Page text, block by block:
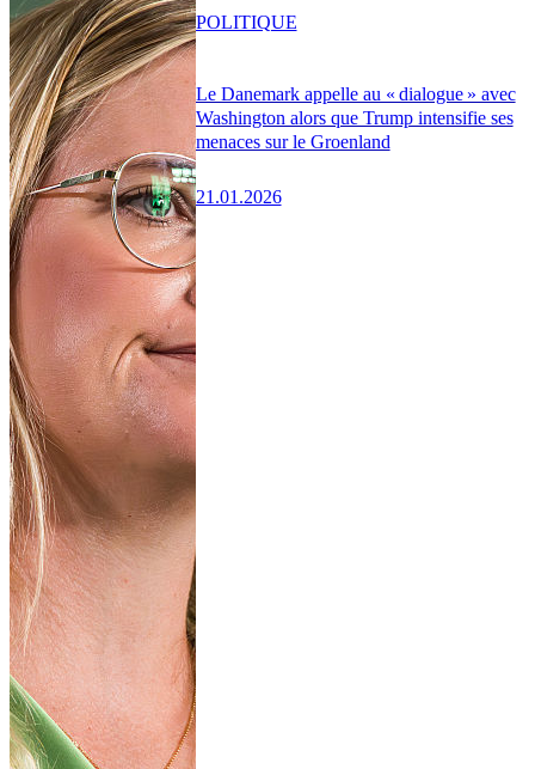
Le Danemark appelle au « dialogue » avec
Washington alors que Trump intensifie ses
menaces sur le Groenland
21.01.2026
POLITIQUE